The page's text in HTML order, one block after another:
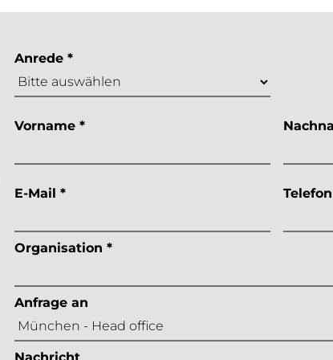
Anrede *
Vorname *
E-Mail * Telefon
Organisation *
Anfrage an